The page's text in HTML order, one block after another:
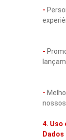
-
-
-
4. Uso
Dados